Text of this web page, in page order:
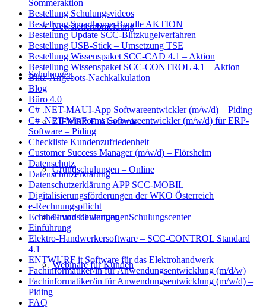
Newsletterabmeldung
Schulungen
ZIEMER E-Akademie
Grundschulungen – Online
Grundschulungen – Schulungscenter
Webinare für Kunden
Sommeraktion
Bestellung Schulungsvideos
Bestellung Smarthome-Bundle AKTION
Bestellung Update SCC-Blitzkugelverfahren
Bestellung USB-Stick – Umsetzung TSE
Bestellung Wissenspaket SCC-CAD 4.1 – Aktion
Bestellung Wissenspaket SCC-CONTROL 4.1 – Aktion
Blitz-Angebots-Nachkalkulation
Blog
Büro 4.0
C# .NET-MAUI-App Softwareentwickler (m/w/d) – Piding
C# .NET-WinForms Softwareentwickler (m/w/d) für ERP-
Software – Piding
Checkliste Kundenzufriedenheit
Customer Success Manager (m/w/d) – Flörsheim
Datenschutz
Datenschutzerklärung
Datenschutzerklärung APP SCC-MOBIL
Digitalisierungsförderungen der WKO Österreich
e-Rechnungspflicht
Echtheit von Bewertungen
Einführung
Elektro-Handwerkersoftware – SCC-CONTROL Standard
4.1
ENTWURF it Software für das Elektrohandwerk
Fachinformatiker/in für Anwendungsentwicklung (m/d/w)
Fachinformatiker/in für Anwendungsentwicklung (m/w/d) –
Piding
FAQ